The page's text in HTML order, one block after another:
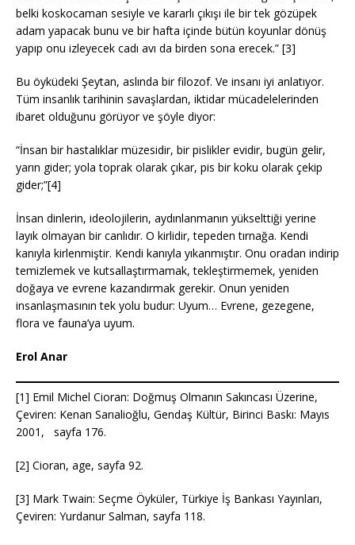
belki koskocaman sesiyle ve kararlı çıkışı ile bir tek gözüpek
adam yapacak bunu ve bir hafta içinde bütün koyunlar dönüş
yapıp onu izleyecek cadı avı da birden sona erecek.” [3]
Bu öyküdeki Şeytan, aslında bir filozof. Ve insanı iyi anlatıyor.
Tüm insanlık tarihinin savaşlardan, iktidar mücadelelerinden
ibaret olduğunu görüyor ve şöyle diyor:
“İnsan bir hastalıklar müzesidir, bir pislikler evidir, bugün gelir,
yarın gider; yola toprak olarak çıkar, pis bir koku olarak çekip
gider;”[4]
İnsan dinlerin, ideolojilerin, aydınlanmanın yükselttiği yerine
layık olmayan bir canlıdır. O kirlidir, tepeden tırnağa. Kendi
kanıyla kirlenmiştir. Kendi kanıyla yıkanmıştır. Onu oradan indirip
temizlemek ve kutsallaştırmamak, tekleştirmemek, yeniden
doğaya ve evrene kazandırmak gerekir. Onun yeniden
insanlaşmasının tek yolu budur: Uyum… Evrene, gezegene,
flora ve fauna’ya uyum.
Erol Anar
[1] Emil Michel Cioran: Doğmuş Olmanın Sakıncası Üzerine,
Çeviren: Kenan Sarıalioğlu, Gendaş Kültür, Birinci Baskı: Mayıs
2001, sayfa 176.
[2] Cioran, age, sayfa 92.
[3] Mark Twain: Seçme Öyküler, Türkiye İş Bankası Yayınları,
Çeviren: Yurdanur Salman, sayfa 118.